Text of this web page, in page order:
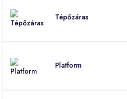
Tépőzáras
Platform